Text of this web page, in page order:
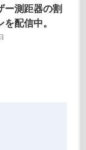
ー測距器の割
配信中。